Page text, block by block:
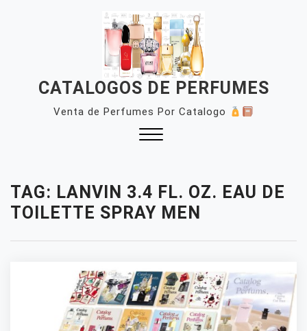
CATALOGOS DE PERFUMES
Venta de Perfumes Por Catalogo
TAG: LANVIN 3.4 FL. OZ. EAU DE
TOILETTE SPRAY MEN